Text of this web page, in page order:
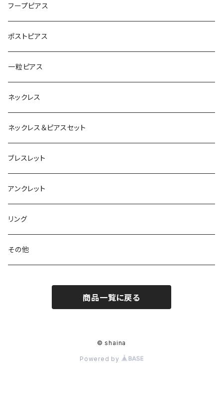
フープピアス
ポストピアス
一粒ピアス
ネックレス
ネックレス＆ピアスセット
ブレスレット
アンクレット
リング
その他
商品一覧に戻る
© shaina
Powered by